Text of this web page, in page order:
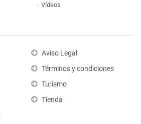
Vídeos
Aviso Legal
Términos y condiciones
Turismo
Tienda